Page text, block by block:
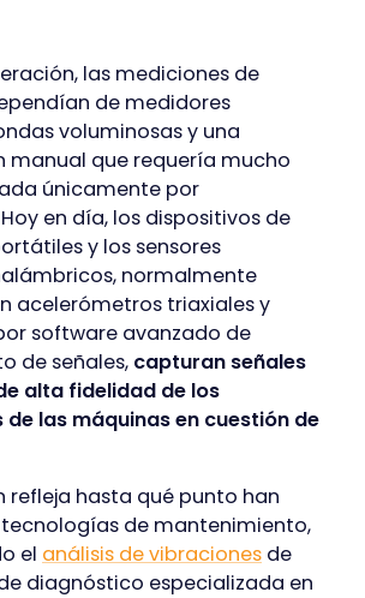
las mediciones de
de medidores
voluminosas y una
manual que requería mucho
únicamente por
en día, los dispositivos de
y los sensores
normalmente
acelerómetros triaxiales y
software avanzado de
de señales, capturan señales
alta fidelidad de los
las máquinas en cuestión de
refleja hasta qué punto han
de mantenimiento,
el análisis de vibraciones de
diagnóstico especializada en